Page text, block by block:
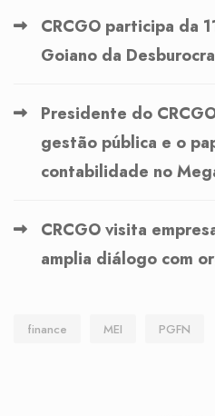
CRCGO participa da
Goiano da
Presidente do
gestão pública e o
contabilidade no
CRCGO visita
amplia diálogo com
finance MEI PGFN